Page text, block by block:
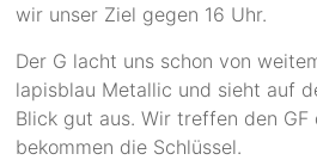
wir unser Ziel gegen 16 Uhr.
Der G lacht uns schon von
lapisblau Metallic und sieht auf
Blick gut aus. Wir treffen den GF
bekommen die Schlüssel.